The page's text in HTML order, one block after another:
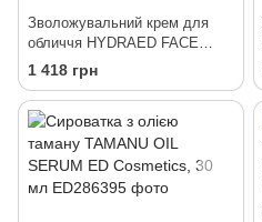
Зволожувальний крем для
обличчя HYDRAED FACE
CREAM ED Cosmetics, 50 мл
1 418 грн